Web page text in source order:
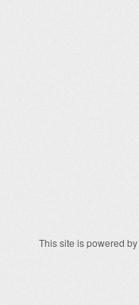
This site is powered by